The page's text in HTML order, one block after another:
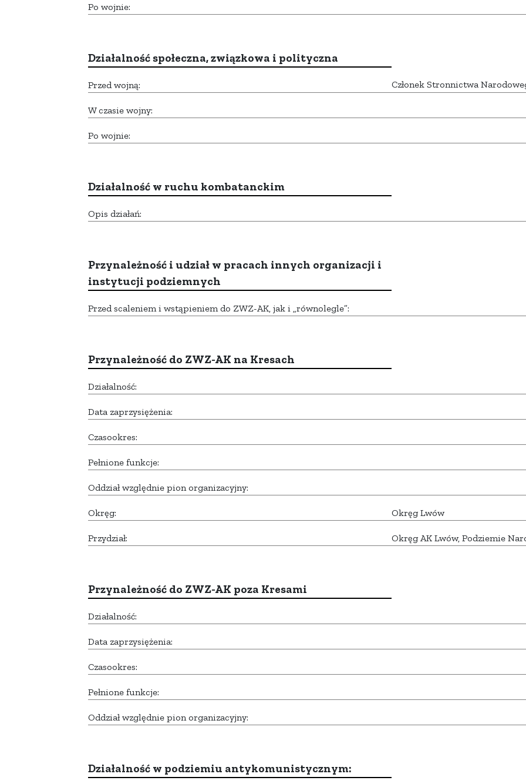
Po wojnie:
Działalność społeczna, związkowa i polityczna
Przed wojną: Członek Stronnictwa
W czasie wojny:
Po wojnie:
Działalność w ruchu kombatanckim
Opis działań:
Przynależność i udział w pracach innych organizacji i
instytucji podziemnych
Przed scaleniem i wstąpieniem do ZWZ-AK, jak i „równolegle”:
Przynależność do ZWZ-AK na Kresach
Działalność:
Data zaprzysiężenia:
Czasookres:
Pełnione funkcje:
Oddział względnie pion organizacyjny:
Okręg: Okręg Lwów
Przydział: Okręg AK Lwów, Podziemie
Przynależność do ZWZ-AK poza Kresami
Działalność:
Data zaprzysiężenia:
Czasookres:
Pełnione funkcje:
Oddział względnie pion organizacyjny:
Działalność w podziemiu antykomunistycznym: